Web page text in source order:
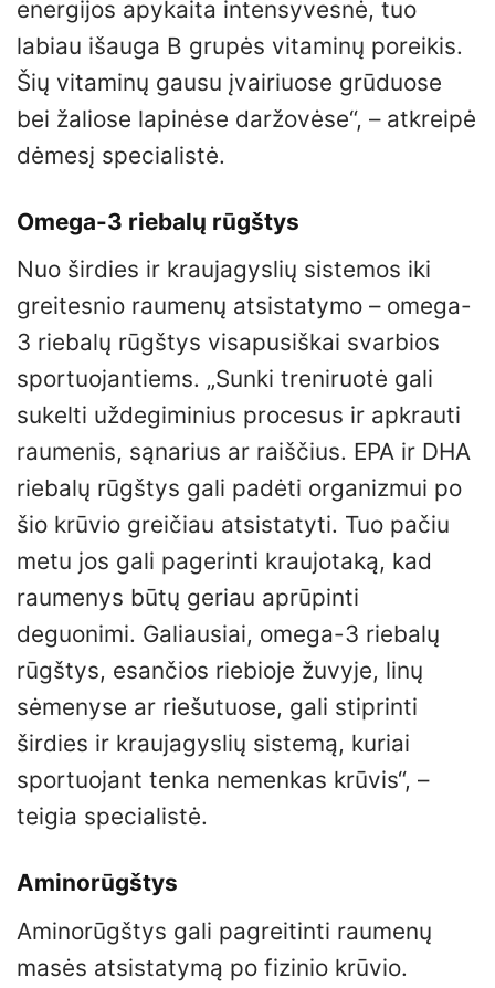
energijos apykaita intensyvesnė, tuo
labiau išauga B grupės vitaminų poreikis.
Šių vitaminų gausu įvairiuose grūduose
bei žaliose lapinėse daržovėse“, – atkreipė
dėmesį specialistė.
Omega-3 riebalų rūgštys
Nuo širdies ir kraujagyslių sistemos iki
greitesnio raumenų atsistatymo – omega-
3 riebalų rūgštys visapusiškai svarbios
sportuojantiems. „Sunki treniruotė gali
sukelti uždegiminius procesus ir apkrauti
raumenis, sąnarius ar raiščius. EPA ir DHA
riebalų rūgštys gali padėti organizmui po
šio krūvio greičiau atsistatyti. Tuo pačiu
metu jos gali pagerinti kraujotaką, kad
raumenys būtų geriau aprūpinti
deguonimi. Galiausiai, omega-3 riebalų
rūgštys, esančios riebioje žuvyje, linų
sėmenyse ar riešutuose, gali stiprinti
širdies ir kraujagyslių sistemą, kuriai
sportuojant tenka nemenkas krūvis“, –
teigia specialistė.
Aminorūgštys
Aminorūgštys gali pagreitinti raumenų
masės atsistatymą po fizinio krūvio.